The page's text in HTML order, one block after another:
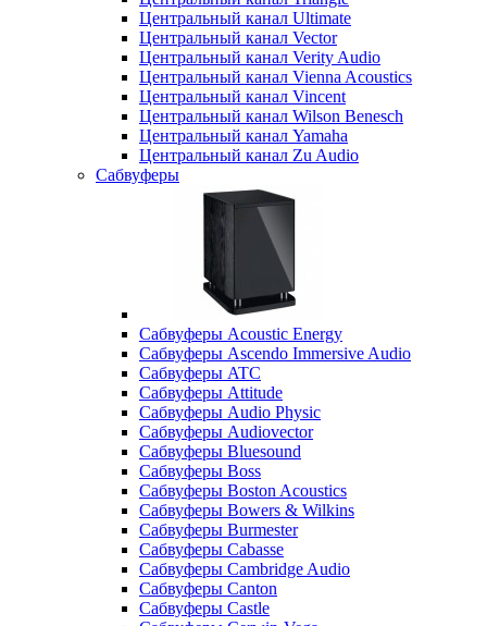
Центральный канал Ultimate
Центральный канал Vector
Центральный канал Verity Audio
Центральный канал Vienna Acoustics
Центральный канал Vincent
Центральный канал Wilson Benesch
Центральный канал Yamaha
Центральный канал Zu Audio
Сабвуферы
Сабвуферы Acoustic Energy
Сабвуферы Ascendo Immersive Audio
Сабвуферы ATC
Сабвуферы Attitude
Сабвуферы Audio Physic
Сабвуферы Audiovector
Сабвуферы Bluesound
Сабвуферы Boss
Сабвуферы Boston Acoustics
Сабвуферы Bowers & Wilkins
Сабвуферы Burmester
Сабвуферы Cabasse
Сабвуферы Cambridge Audio
Сабвуферы Canton
Сабвуферы Castle